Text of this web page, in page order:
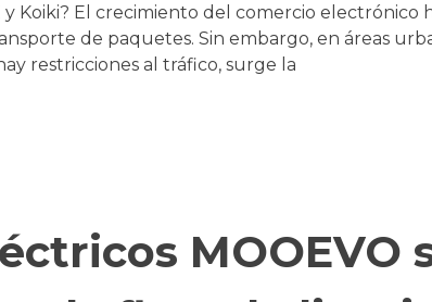
Koiki? El crecimiento del comercio electrónico
de paquetes. Sin embargo, en áreas
restricciones al tráfico, surge la
MOOEVO